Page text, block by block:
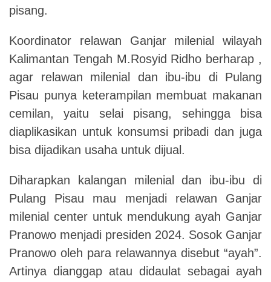
pisang.
Koordinator relawan Ganjar milenial wilayah
Kalimantan Tengah M.Rosyid Ridho berharap ,
agar relawan milenial dan ibu-ibu di Pulang
Pisau punya keterampilan membuat makanan
cemilan, yaitu selai pisang, sehingga bisa
diaplikasikan untuk konsumsi pribadi dan juga
bisa dijadikan usaha untuk dijual.
Diharapkan kalangan milenial dan ibu-ibu di
Pulang Pisau mau menjadi relawan Ganjar
milenial center untuk mendukung ayah Ganjar
Pranowo menjadi presiden 2024. Sosok Ganjar
Pranowo oleh para relawannya disebut “ayah”.
Artinya dianggap atau didaulat sebagai ayah